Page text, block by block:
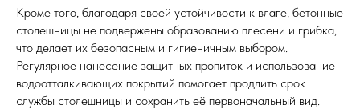
Кроме того, благодаря своей устойчивости к влаге, бетонные
столешницы не подвержены образованию плесени и грибка,
что делает их безопасным и гигиеничным выбором.
Регулярное нанесение защитных пропиток и использование
водоотталкивающих покрытий помогает продлить срок
службы столешницы и сохранить её первоначальный вид.